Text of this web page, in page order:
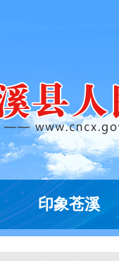
印象苍溪